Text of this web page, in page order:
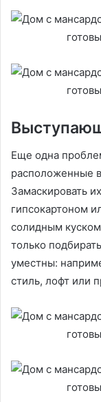
Еще одна
расположенные
Замаскировать
гипсокартоном
солидным
только
уместны:
стиль, лофт или